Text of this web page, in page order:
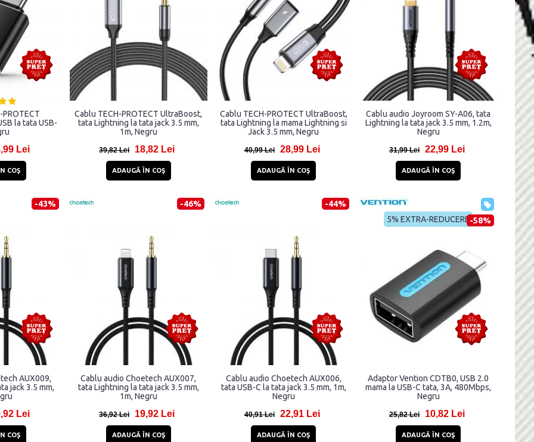
la tata USB-
Lei
COŞ
Cablu TECH-PROTECT UltraBoost,
tata Lightning la tata jack 3.5 mm,
1m, Negru
39,82 Lei 18,82 Lei
ADAUGĂ ÎN COŞ
Cablu TECH-PROTECT UltraBoost,
tata Lightning la mama Lightning si
Jack 3.5 mm, Negru
40,99 Lei 28,99 Lei
ADAUGĂ ÎN COŞ
Cablu audio Joyroom SY-A06, tata
Lightning la tata jack 3.5 mm, 1.2m,
Negru
31,99 Lei 22,99 Lei
ADAUGĂ ÎN COŞ
-43%
AUX009,
jack 3.5 mm,
Lei
COŞ
-46%
Cablu audio Choetech AUX007,
tata Lightning la tata jack 3.5 mm,
1m, Negru
36,92 Lei 19,92 Lei
ADAUGĂ ÎN COŞ
-44%
Cablu audio Choetech AUX006,
tata USB-C la tata jack 3.5 mm, 1m,
Negru
40,91 Lei 22,91 Lei
ADAUGĂ ÎN COŞ
5% EXTRA-REDUCERE -58%
Adaptor Vention CDTB0, USB 2.0
mama la USB-C tata, 3A, 480Mbps,
Negru
25,82 Lei 10,82 Lei
ADAUGĂ ÎN COŞ